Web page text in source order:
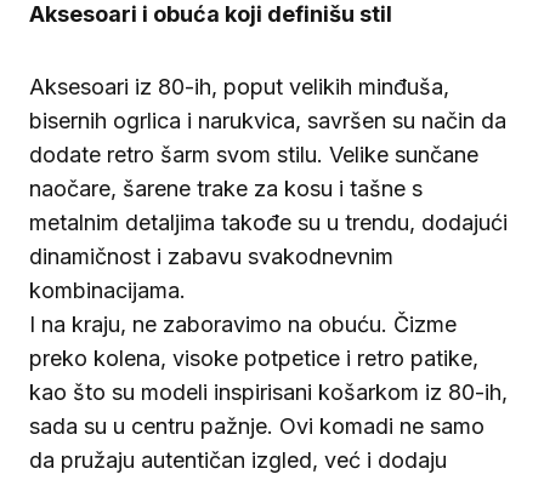
Aksesoari i obuća koji definišu stil
Aksesoari iz 80-ih, poput velikih minđuša,
bisernih ogrlica i narukvica, savršen su način da
dodate retro šarm svom stilu. Velike sunčane
naočare, šarene trake za kosu i tašne s
metalnim detaljima takođe su u trendu, dodajući
dinamičnost i zabavu svakodnevnim
kombinacijama.
I na kraju, ne zaboravimo na obuću. Čizme
preko kolena, visoke potpetice i retro patike,
kao što su modeli inspirisani košarkom iz 80-ih,
sada su u centru pažnje. Ovi komadi ne samo
da pružaju autentičan izgled, već i dodaju